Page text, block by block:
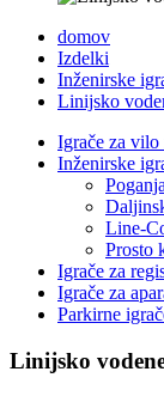
domov
Izdelki
Inženirske
Linijsko
Igrače za vilo
Inženirske
Line-
Prosto
Igrače za
Igrače za
Parkirne
Linijsko